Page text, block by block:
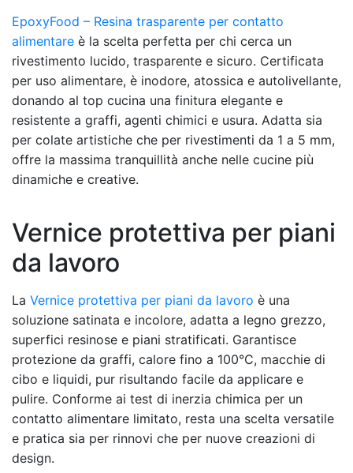
EpoxyFood – Resina trasparente per contatto
alimentare è la scelta perfetta per chi cerca un
rivestimento lucido, trasparente e sicuro. Certificata
per uso alimentare, è inodore, atossica e autolivellante,
donando al top cucina una finitura elegante e
resistente a graffi, agenti chimici e usura. Adatta sia
per colate artistiche che per rivestimenti da 1 a 5 mm,
offre la massima tranquillità anche nelle cucine più
dinamiche e creative.
Vernice protettiva per piani
da lavoro
La Vernice protettiva per piani da lavoro è una
soluzione satinata e incolore, adatta a legno grezzo,
superfici resinose e piani stratificati. Garantisce
protezione da graffi, calore fino a 100°C, macchie di
cibo e liquidi, pur risultando facile da applicare e
pulire. Conforme ai test di inerzia chimica per un
contatto alimentare limitato, resta una scelta versatile
e pratica sia per rinnovi che per nuove creazioni di
design.